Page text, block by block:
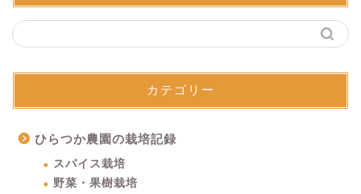
カテゴリー
ひらつか農園の栽培記録
スパイス栽培
野菜・果樹栽培